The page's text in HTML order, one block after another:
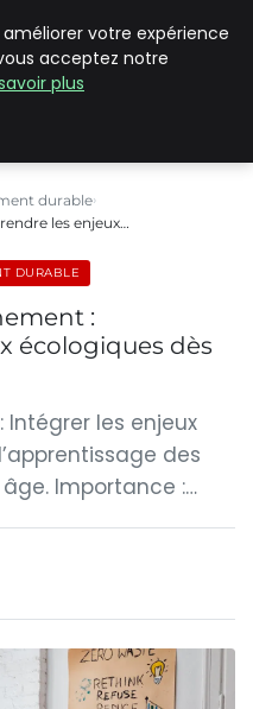
durable
les enjeux…
DURABLE
:
écologiques dès
Intégrer les enjeux
des
Importance :…
votre expérience
acceptez notre
plus